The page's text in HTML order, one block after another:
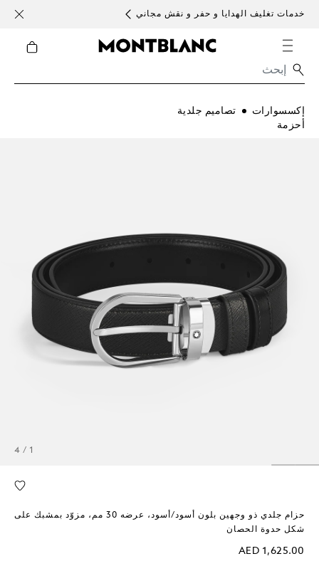
خدمات تغليف الهدايا و حفر و نقش مجاني
الأحد
إكسسوارات
تصاميم جلدية
أحزمة
1 / 4
حزام جلدي ذو وجهين بلون أسود/أسود، عرضه 30 مم، مزوّد بمشبك على
شكل حدوة الحصان
AED 1,625.00